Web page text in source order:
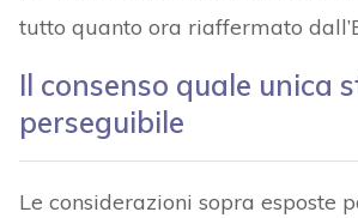
tutto quanto ora riaffermato
Il consenso quale unica
perseguibile
Le considerazioni sopra esposte